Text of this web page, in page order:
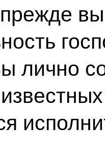
лично